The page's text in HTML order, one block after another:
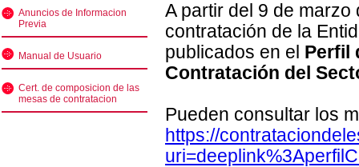
Anuncios de Informacion
Previa
Manual de Usuario
Cert. de composicion de las
mesas de contratacion
A partir del 9 de
contratación de la
publicados en el Perfil
Contratación del
Pueden consultar los
https://